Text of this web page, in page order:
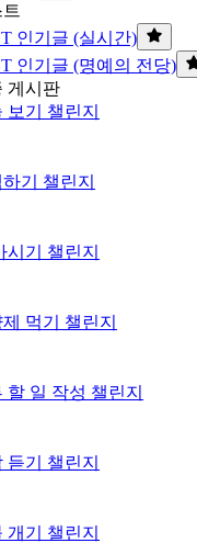
인기글 (실시간)
인기글 (명예의 전당)
게시판
보기 챌린지
기 챌린지
시기 챌린지
먹기 챌린지
할 일 작성 챌린지
듣기 챌린지
개기 챌린지